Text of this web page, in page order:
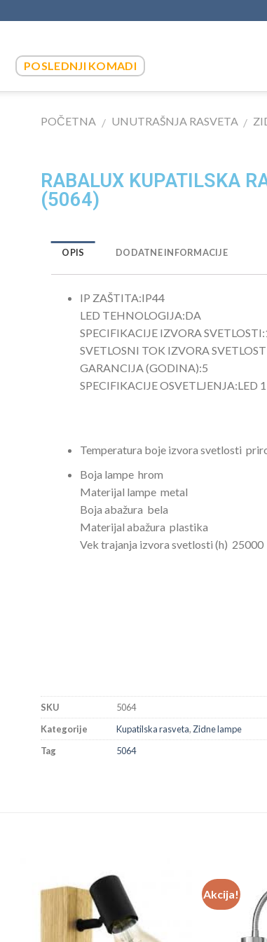
POSLEDNJI KOMADI
POČETNA / UNUTRAŠNJA RASVETA /
RABALUX KUPATILSKA
(5064)
OPIS DODATNE INFORMACIJE
IP ZAŠTITA:IP44
LED TEHNOLOGIJA:DA
SPECIFIKACIJE IZVORA SVETLOSTI:
SVETLOSNI TOK IZVORA
GARANCIJA (GODINA):5
SPECIFIKACIJE OSVETLJENJA:LED
Temperatura boje izvora svetlosti
Boja lampe hrom
Materijal lampe metal
Boja abažura bela
Materijal abažura plastika
Vek trajanja izvora svetlosti (h) 25000
SKU
5064
Kategorije
Kupatilska rasveta,Zidne lampe
Tag
5064
Akcija!